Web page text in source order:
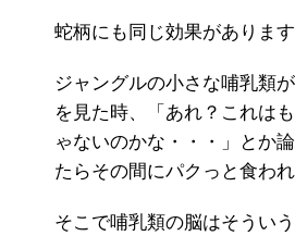
蛇柄にも同じ効果があります
ジャングルの小さな哺乳類
を見た時、「あれ？これは
ゃないのかな・・・」とか
たらその間にパクっと食われ
そこで哺乳類の脳はそうい